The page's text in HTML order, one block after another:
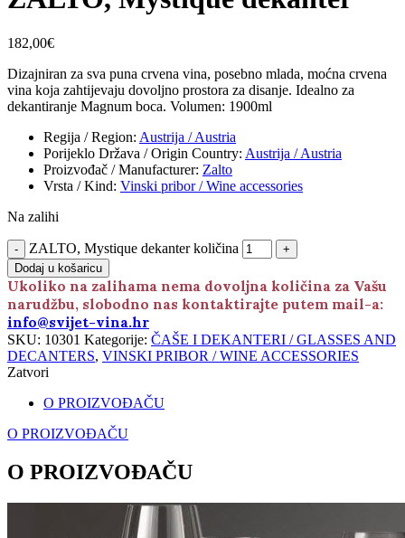
182,00€
Dizajniran za sva puna crvena vina, posebno mlada, moćna crvena
vina koja zahtijevaju dovoljno prostora za disanje. Idealno za
dekantiranje Magnum boca. Volumen: 1900ml
Regija / Region: Austrija / Austria
Porijeklo Država / Origin Country: Austrija / Austria
Proizvođač / Manufacturer: Zalto
Vrsta / Kind: Vinski pribor / Wine accessories
Na zalihi
ZALTO, Mystique dekanter količina
Dodaj u košaricu
Ukoliko na zalihama nema dovoljna količina za Vašu
narudžbu, slobodno nas kontaktirajte putem mail-a:
info@svijet-vina.hr
SKU: 10301 Kategorije: ČAŠE I DEKANTERI / GLASSES AND
DECANTERS, VINSKI PRIBOR / WINE ACCESSORIES
Zatvori
O PROIZVOĐAČU
O PROIZVOĐAČU
O PROIZVOĐAČU